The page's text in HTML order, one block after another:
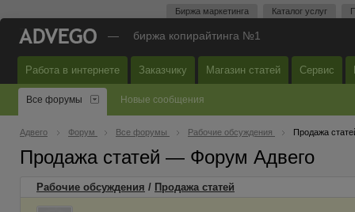
Биржа маркетинга Каталог услуг
— биржа копирайтинга №1
Работа в интернете Заказчику Магазин статей Сервис
Все форумы Новые сообщения
Адвего Форум Все форумы Рабочие обсуждения Продажа
Продажа статей — Форум Адвего
Рабочие обсуждения / Продажа статей